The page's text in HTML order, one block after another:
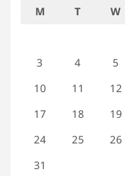
M T W
3
4 5
10
11 12
17
18 19
24
25 26
31